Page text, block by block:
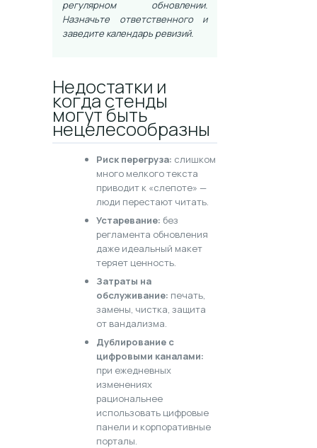
регулярном обновлении.
Назначьте ответственного и
заведите календарь ревизий.
Недостатки и
когда стенды
могут быть
нецелесообразны
Риск перегруза: слишком
много мелкого текста
приводит к «слепоте» —
люди перестают читать.
Устаревание: без
регламента обновления
даже идеальный макет
теряет ценность.
Затраты на
обслуживание: печать,
замены, чистка, защита
от вандализма.
Дублирование с
цифровыми каналами:
при ежедневных
изменениях
рациональнее
использовать цифровые
панели и корпоративные
порталы.